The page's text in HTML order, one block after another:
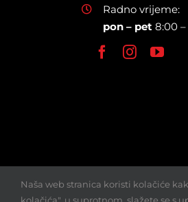
Radno vrijeme:
pon – pet 8:00 –
Naša web stranica koristi kolačiće